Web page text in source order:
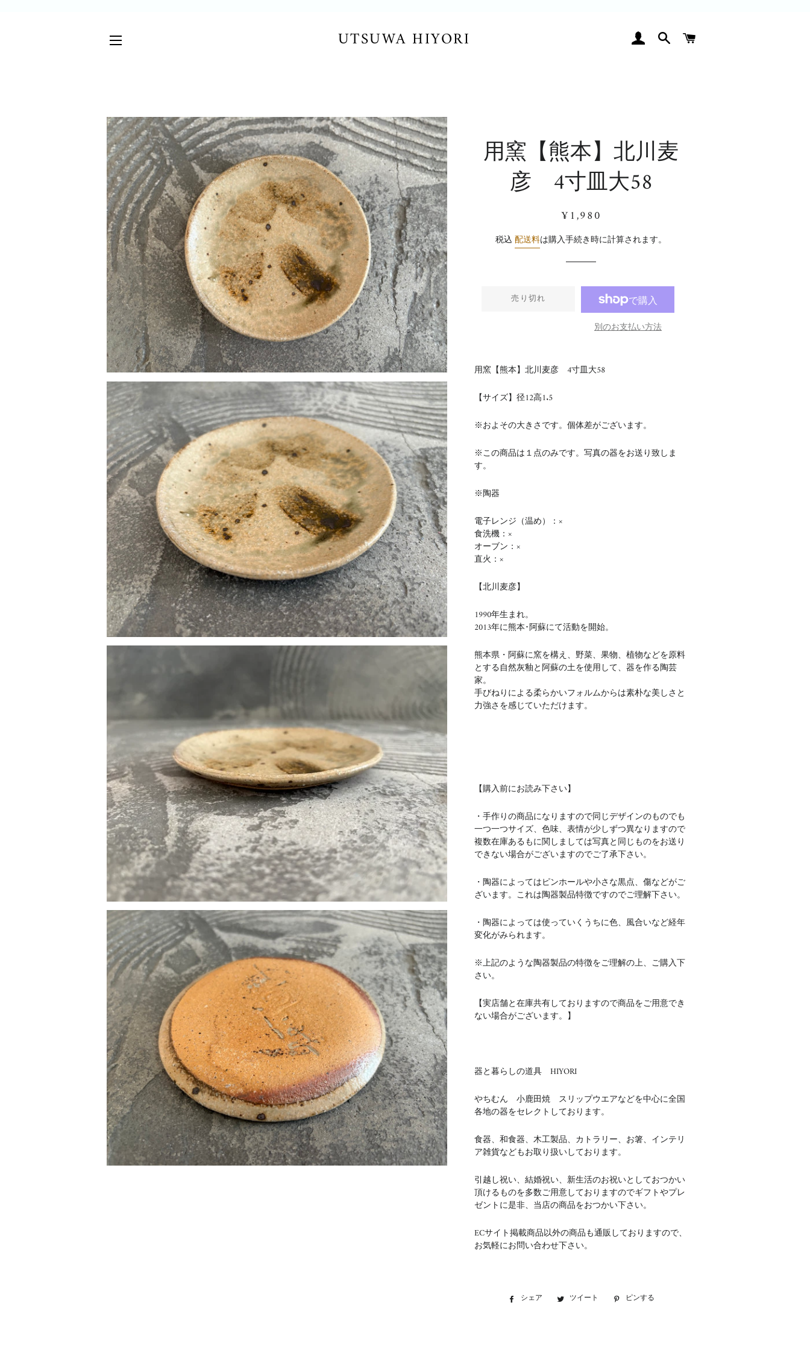
UTSUWA HIYORI ログイン検索
用窯【熊本】北川麦
彦 4寸皿大58
通
価
販
価
¥1,980
税込配送料は購入手続き時に計算されます。
売り切れ
別のお支払い方法
用窯【熊本】北川麦彦 4寸皿大58
【サイズ】径12高1.5
※およその大きさです。個体差がございます。
※この商品は１点のみです。写真の器をお送り致しま
す。
※陶器
電子レンジ（温め）：×
食洗機：×
オーブン：×
直火：×
【北川麦彦】
1990年生まれ。
2013年に熊本･阿蘇にて活動を開始。
熊本県・阿蘇に窯を構え、野菜、果物、植物などを原料
とする自然灰釉と阿蘇の土を使用して、器を作る陶芸
家。
手びねりによる柔らかいフォルムからは素朴な美しさと
力強さを感じていただけます。
【購入前にお読み下さい】
・手作りの商品になりますので同じデザインのものでも
一つ一つサイズ、色味、表情が少しずつ異なりますので
複数在庫あるもに関しましては写真と同じものをお送り
できない場合がございますのでご了承下さい。
・陶器によってはピンホールや小さな黒点、傷などがご
ざいます。これは陶器製品特徴ですのでご理解下さい。
・陶器によっては使っていくうちに色、風合いなど経年
変化がみられます。
※上記のような陶器製品の特徴をご理解の上、ご購入下
さい。
【実店舗と在庫共有しておりますので商品をご用意でき
ない場合がございます。】
器と暮らしの道具 HIYORI
やちむん 小鹿田焼 スリップウエアなどを中心に全国
各地の器をセレクトしております。
食器、和食器、木工製品、カトラリー、お箸、インテリ
ア雑貨などもお取り扱いしております。
引越し祝い、結婚祝い、新生活のお祝いとしておつかい
頂けるものを多数ご用意しておりますのでギフトやプレ
ゼントに是非、当店の商品をおつかい下さい。
ECサイト掲載商品以外の商品も通販しておりますので、
お気軽にお問い合わせ下さい。
シェア
Facebookツイート
Twitter ピンする